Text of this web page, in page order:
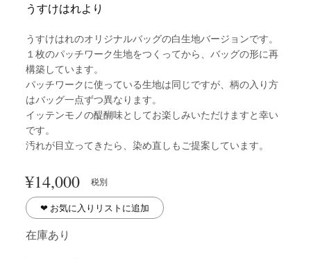
うすけはれより
うすけはれのオリジナルバッグの白生地バージョンです。
１枚のパッチワーク生地をつくってから、バッグの形に再
構築しています。
パッチワークに使っている生地は同じですが、柄の入り方
はバッグ一点ずつ異なります。
イッテンモノの醍醐味としてお楽しみいただけますと幸い
です。
汚れが目立ってきたら、染め直しもご提案しています。
¥14,000 税別
❤︎ お気に入りリストに追加
在庫あり